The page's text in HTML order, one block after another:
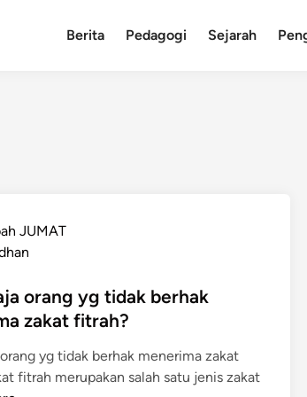
Berita Pedagogi Sejarah
JUMAT
orang yg tidak berhak
zakat fitrah?
yg tidak berhak menerima zakat
fitrah merupakan salah satu jenis zakat